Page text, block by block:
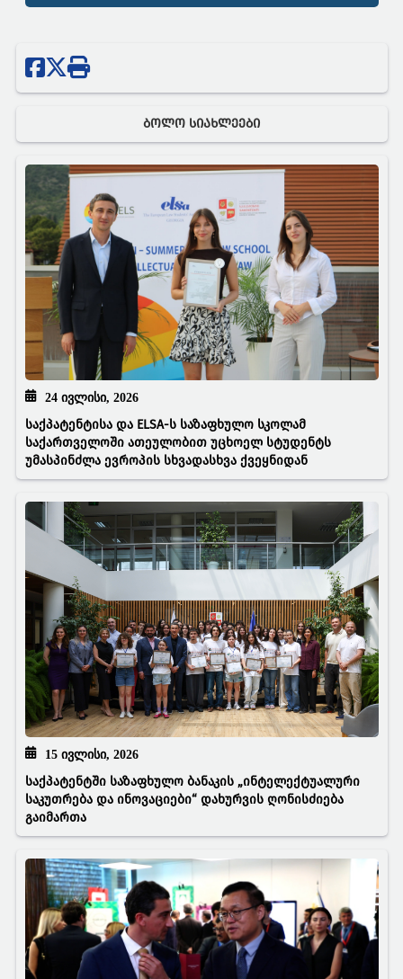
ᲑᲝᲚᲝ ᲡᲘᲐᲮᲚᲔᲔᲑᲘ
24 ᲘᲕᲚᲘᲡᲘ, 2026
საქპატენტისა და ELSA-ს საზაფხულო სკოლამ
საქართველოში ათეულობით უცხოელ სტუდენტს
უმასპინძლა ევროპის სხვადასხვა ქვეყნიდან
15 ᲘᲕᲚᲘᲡᲘ, 2026
საქპატენტში საზაფხულო ბანაკის „ინტელექტუალური
საკუთრება და ინოვაციები“ დახურვის ღონისძიება
გაიმართა